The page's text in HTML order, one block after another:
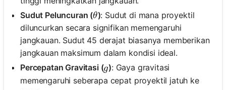
Sudut Peluncuran (\theta
θ): Sudut di mana proyektil
diluncurkan secara signifikan memengaruhi
jangkauan. Sudut 45 derajat biasanya memberikan
jangkauan maksimum dalam kondisi ideal.
Percepatan Gravitasi (g
g): Gaya gravitasi
memengaruhi seberapa cepat proyektil jatuh ke